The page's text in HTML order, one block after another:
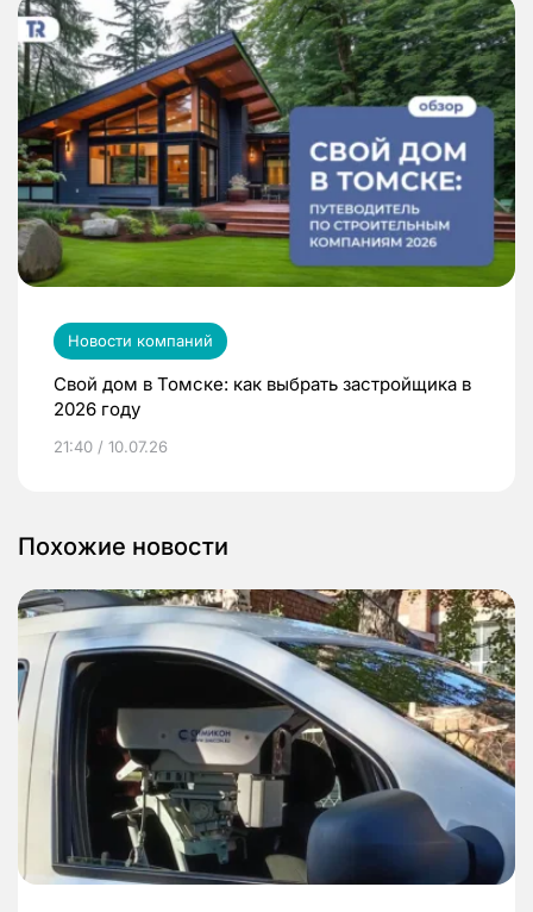
Новости компаний
Свой дом в Томске: как выбрать застройщика в
2026 году
21:40 / 10.07.26
Похожие новости